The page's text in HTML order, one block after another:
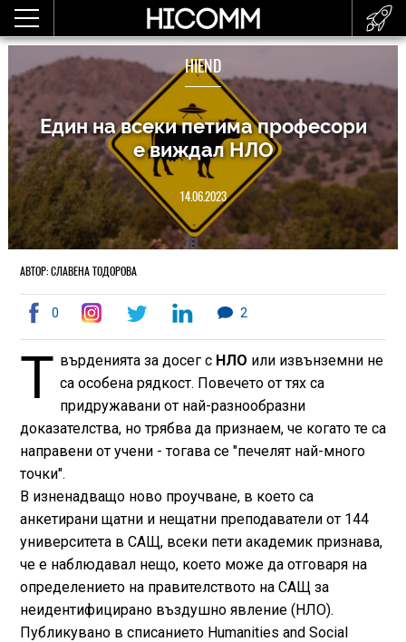
HIEND
Един на всеки петима професори
е виждал НЛО
14.06.2023
АВТОР: СЛАВЕНА ТОДОРОВА
0 2
Т върденията за досег с НЛО или извънземни не
са особена рядкост. Повечето от тях са
придружавани от най-разнообразни
доказателства, но трябва да признаем, че когато те са
направени от учени - тогава се "печелят най-много
точки".
В изненадващо ново проучване, в което са
анкетирани щатни и нещатни преподаватели от 144
университета в САЩ, всеки пети академик признава,
че е наблюдавал нещо, което може да отговаря на
определението на правителството на САЩ за
неидентифицирано въздушно явление (НЛО).
Публикувано в списанието Humanities and Social